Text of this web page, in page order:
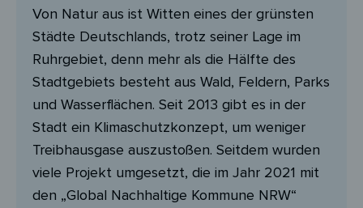
Von Natur aus ist Witten eines der grünsten
Städte Deutschlands, trotz seiner Lage im
Ruhrgebiet, denn mehr als die Hälfte des
Stadtgebiets besteht aus Wald, Feldern, Parks
und Wasserflächen. Seit 2013 gibt es in der
Stadt ein Klimaschutzkonzept, um weniger
Treibhausgase auszustoßen. Seitdem wurden
viele Projekt umgesetzt, die im Jahr 2021 mit
den „Global Nachhaltige Kommune NRW“